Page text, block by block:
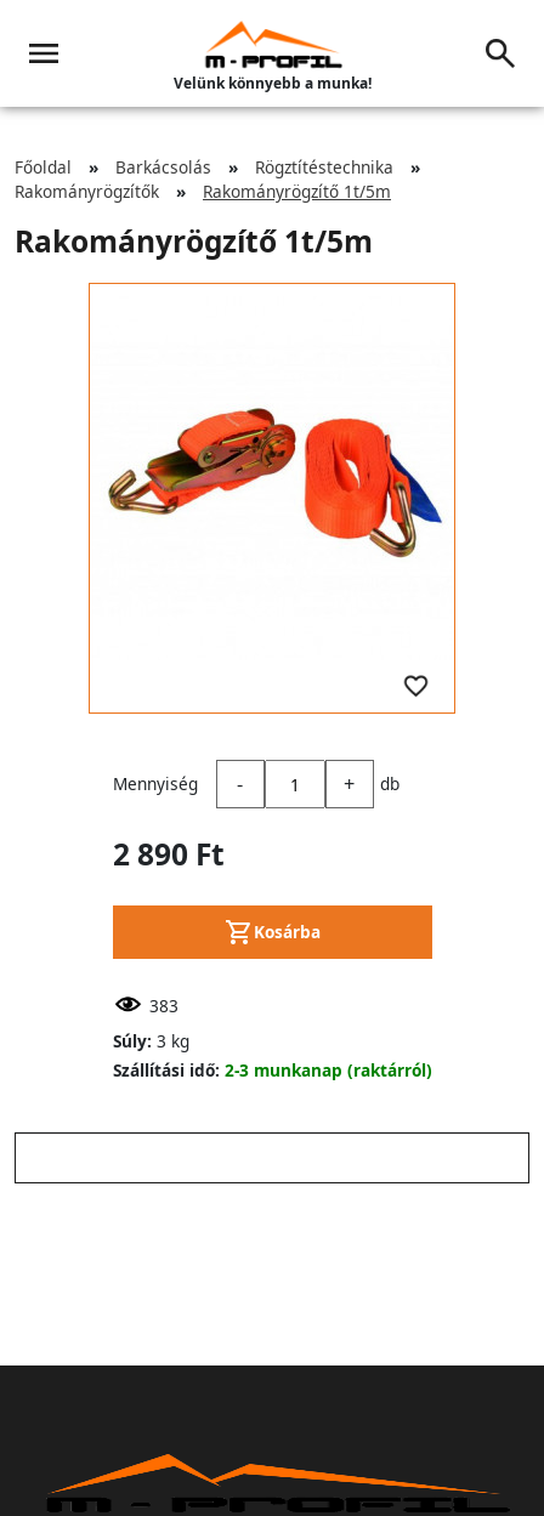
Velünk könnyebb a munka!
Főoldal Barkácsolás
Rögztítéstechnika
Rakományrögzítők
Rakományrögzítő 1t/5m
Rakományrögzítő 1t/5m
Mennyiség - + db
2 890 Ft
Kosárba
383
Súly: 3 kg
Szállítási idő: 2-3 munkanap (raktárról)